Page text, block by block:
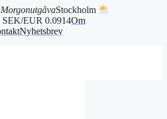
MorgonutgåvaStockholm
SEK/EUR 0.0914Om
Nyhetsbrev